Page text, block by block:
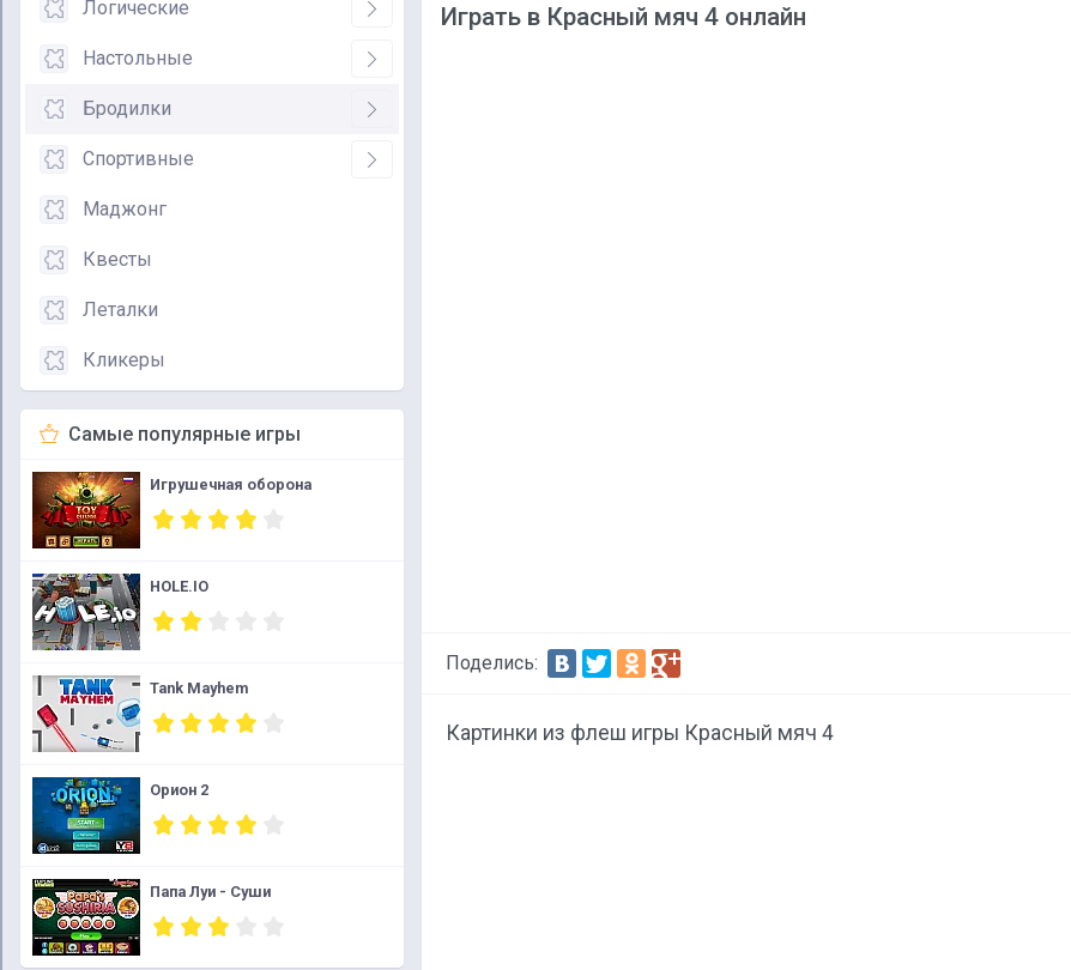
Логические
Настольные
Бродилки
Спортивные
Маджонг
Квесты
Леталки
Кликеры
Самые популярные игры
Игрушечная оборона
HOLE.IO
Tank Mayhem
Орион 2
Папа Луи - Суши
Играть в Красный мяч 4 онлайн
Поделись:
Картинки из флеш игры Красный мяч 4